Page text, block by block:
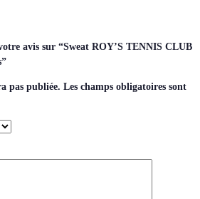
avis sur “Sweat ROY’S TENNIS CLUB
pas publiée. Les champs obligatoires sont